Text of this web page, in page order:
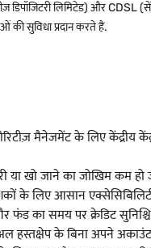
लिमिटेड) और CDSL
की सुविधा प्रदान करते हैं.
मैनेजमेंट के लिए केंद्रीय
या खो जाने का जोखिम कम
के लिए आसान
का समय पर क्रेडिट
के बिना अपने अकाउंट